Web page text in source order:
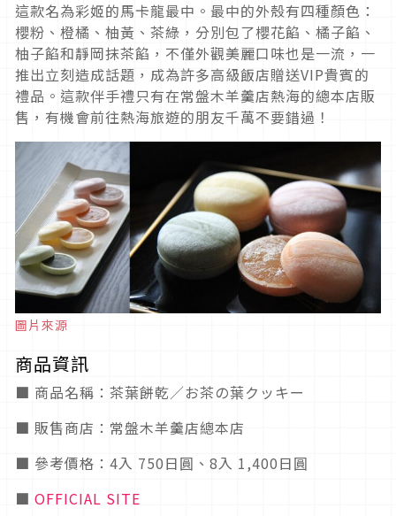
這款名為彩姬的馬卡龍最中。最中的外殼有四種顏色：
櫻粉、橙橘、柚黃、茶綠，分別包了櫻花餡、橘子餡、
柚子餡和靜岡抹茶餡，不僅外觀美麗口味也是一流，一
推出立刻造成話題，成為許多高級飯店贈送VIP貴賓的
禮品。這款伴手禮只有在常盤木羊羹店熱海的總本店販
售，有機會前往熱海旅遊的朋友千萬不要錯過！
圖片來源
商品資訊
■ 商品名稱：茶葉餅乾／お茶の葉クッキー
■ 販售商店：常盤木羊羹店總本店
■ 參考價格：4入 750日圓、8入 1,400日圓
■ OFFICIAL SITE